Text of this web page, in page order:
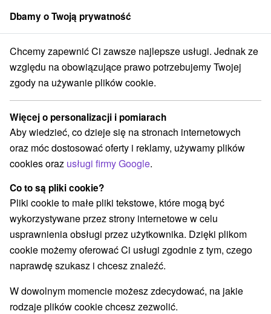
członek grupySorger
Slovensko Žilinský kraj Skalité Penzión Silvester Skalité
Penzión Silvester Skalité
Skalité
REZERWACJA I WYBÓR OFERTY
Skontaktuj się bezpośrednio z właścicielem.
Przejdź do lokalizacji
O URZĄDZENIA SPRZĘT
Dbamy o Twoją prywatność
Chcemy zapewnić Ci zawsze najlepsze usługi. Jednak ze
względu na obowiązujące prawo potrzebujemy Twojej
zgody na używanie plików cookie.
Więcej o personalizacji i pomiarach
Aby wiedzieć, co dzieje się na stronach internetowych
oraz móc dostosować oferty i reklamy, używamy plików
cookies oraz usługi firmy Google.
Co to są pliki cookie?
Pliki cookie to małe pliki tekstowe, które mogą być
wykorzystywane przez strony internetowe w celu
usprawnienia obsługi przez użytkownika. Dzięki plikom
cookie możemy oferować Ci usługi zgodnie z tym, czego
naprawdę szukasz i chcesz znaleźć.
W dowolnym momencie możesz zdecydować, na jakie
rodzaje plików cookie chcesz zezwolić.